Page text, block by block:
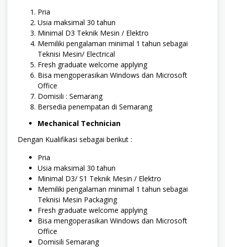
Pria
Usia maksimal 30 tahun
Minimal D3 Teknik Mesin / Elektro
Memiliki pengalaman minimal 1 tahun sebagai
Teknisi Mesin/ Electrical
Fresh graduate welcome applying
Bisa mengoperasikan Windows dan Microsoft
Office
Domisili : Semarang
Bersedia penempatan di Semarang
Mechanical Technician
Dengan Kualifikasi sebagai berikut :
Pria
Usia maksimal 30 tahun
Minimal D3/ S1 Teknik Mesin / Elektro
Memiliki pengalaman minimal 1 tahun sebagai
Teknisi Mesin Packaging
Fresh graduate welcome applying
Bisa mengoperasikan Windows dan Microsoft
Office
Domisili Semarang